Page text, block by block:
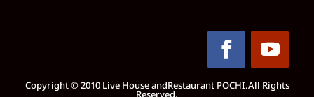
Copyright © 2010 Live House andRestaurant POCHI.All Rights
Reserved.